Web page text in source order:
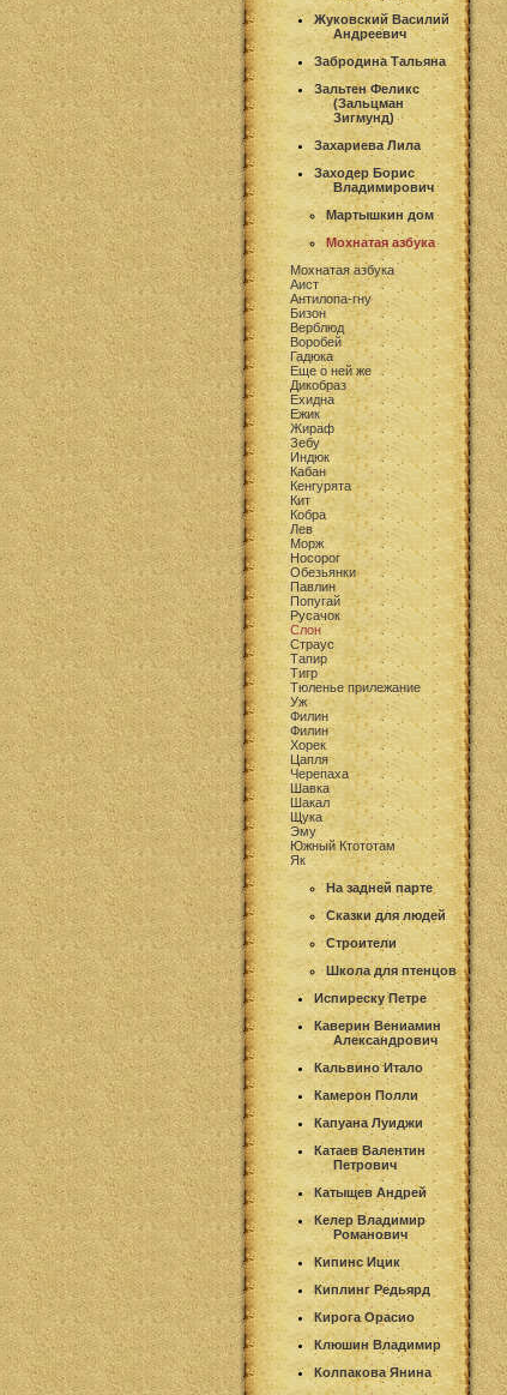
Жуковский Василий
Андреевич
Забродина Тальяна
Зальтен Феликс
(Зальцман
Зигмунд)
Захариева Лила
Заходер Борис
Владимирович
Мартышкин дом
Мохнатая азбука
Мохнатая азбука
Аист
Антилопа-гну
Бизон
Верблюд
Воробей
Гадюка
Еще о ней же
Дикобраз
Ехидна
Ежик
Жираф
Зебу
Индюк
Кабан
Кенгурята
Кит
Кобра
Лев
Морж
Носорог
Обезьянки
Павлин
Попугай
Русачок
Слон
Страус
Тапир
Тигр
Тюленье прилежание
Уж
Филин
Филин
Хорек
Цапля
Черепаха
Шавка
Шакал
Щука
Эму
Южный Ктототам
Як
На задней парте
Сказки для людей
Строители
Школа для птенцов
Испиреску Петре
Каверин Вениамин
Александрович
Кальвино Итало
Камерон Полли
Капуана Луиджи
Катаев Валентин
Петрович
Катыщев Андрей
Келер Владимир
Романович
Кипинс Ицик
Киплинг Редьярд
Кирога Орасио
Клюшин Владимир
Колпакова Янина